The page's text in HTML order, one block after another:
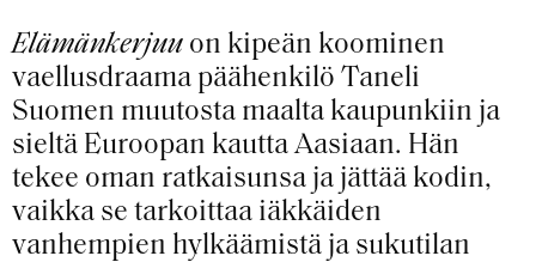
Elämänkerjuu on kipeän koominen
vaellusdraama päähenkilö Taneli
Suomen muutosta maalta kaupunkiin ja
sieltä Euroopan kautta Aasiaan. Hän
tekee oman ratkaisunsa ja jättää kodin,
vaikka se tarkoittaa iäkkäiden
vanhempien hylkäämistä ja sukutilan